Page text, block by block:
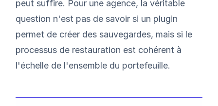
peut suffire. Pour une agence, la véritable
question n'est pas de savoir si un plugin
permet de créer des sauvegardes, mais si le
processus de restauration est cohérent à
l'échelle de l'ensemble du portefeuille.